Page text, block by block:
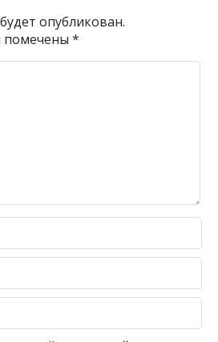
опубликован.
помечены*